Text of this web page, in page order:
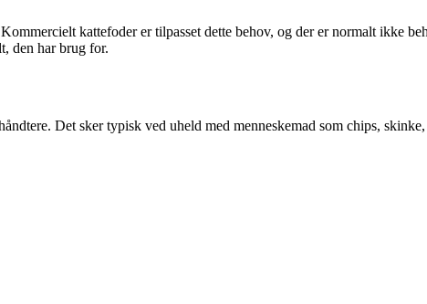
kattefoder er tilpasset dette behov, og der er normalt ikke
den har brug for.
Det sker typisk ved uheld med menneskemad som chips,